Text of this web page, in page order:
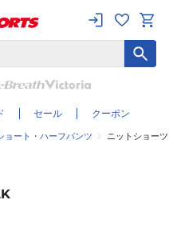
セール クーポン
ョート・ハーフパンツ ニットショー